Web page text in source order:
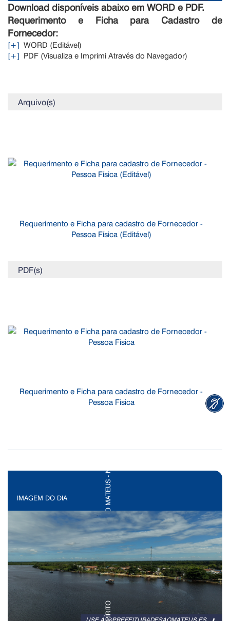
Download disponíveis abaixo em WORD e PDF.
Requerimento e Ficha para Cadastro de
Fornecedor:
[+] WORD (Editável)
[+] PDF (Visualiza e Imprimi Através do Navegador)
Arquivo(s)
Requerimento e Ficha para cadastro de Fornecedor -
Pessoa Física (Editável)
PDF(s)
Requerimento e Ficha para cadastro de Fornecedor -
Pessoa Física
IMAGEM DO DIA